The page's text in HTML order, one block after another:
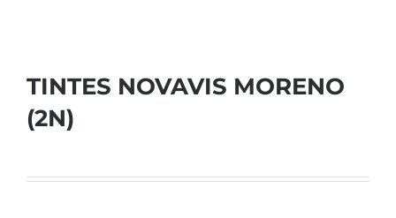
TINTES NOVAVIS MORENO
(2N)